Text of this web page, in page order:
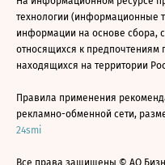
технологии (информационные
информации на основе сбора,
относящихся к предпочтениям
находящихся на территории
Правила применения
рекламно-обменной сети,
24smi
Все права защищены © АО